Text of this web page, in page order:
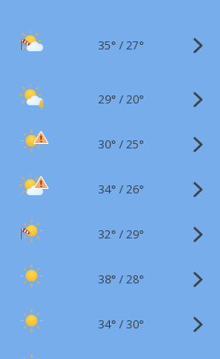
35° /27°
29° /20°
30° /25°
34° /26°
32° /29°
38° /28°
34° /30°